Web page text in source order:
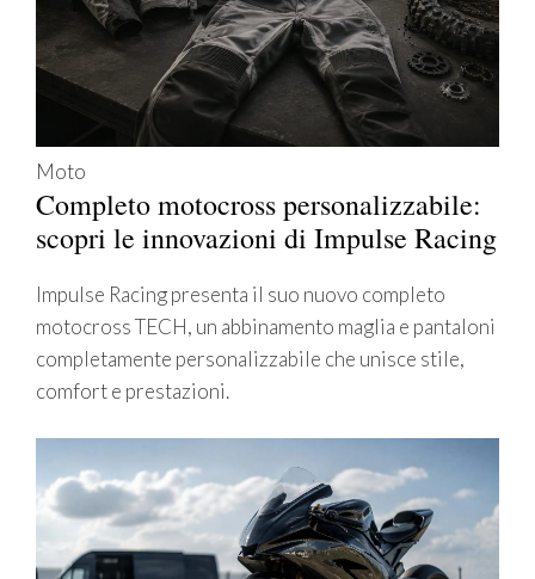
Moto
Completo motocross personalizzabile:
scopri le innovazioni di Impulse Racing
Impulse Racing presenta il suo nuovo completo
motocross TECH, un abbinamento maglia e pantaloni
completamente personalizzabile che unisce stile,
comfort e prestazioni.